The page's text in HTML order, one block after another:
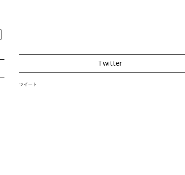
Twitter
ツイート